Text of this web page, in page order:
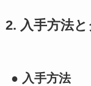
2. 入手方法
● 入手方法